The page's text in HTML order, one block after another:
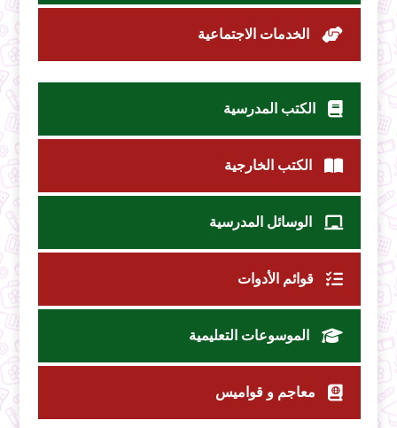
الخدمات الاجتماعية
الكتب المدرسية
الكتب الخارجية
الوسائل المدرسية
قوائم الأدوات
الموسوعات التعليمية
معاجم و قواميس